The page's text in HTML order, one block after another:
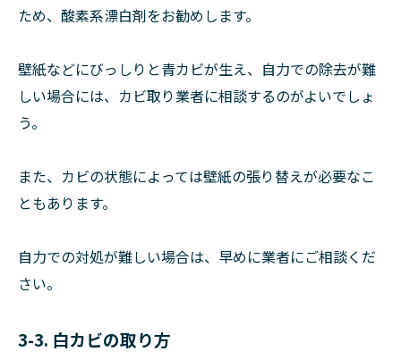
ため、酸素系漂白剤をお勧めします。
壁紙などにびっしりと青カビが生え、自力での除去が難
しい場合には、カビ取り業者に相談するのがよいでしょ
う。
また、カビの状態によっては壁紙の張り替えが必要なこ
ともあります。
自力での対処が難しい場合は、早めに業者にご相談くだ
さい。
3-3. 白カビの取り方